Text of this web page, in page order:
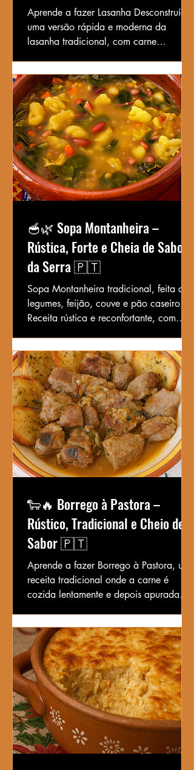
Aprende a fazer Lasanha Desconstruída,
uma versão rápida e moderna da
lasanha tradicional, com carne
🥣🌿 Sopa Montanheira –
Rústica, Forte e Cheia de Sabor
da Serra 🇵🇹
Sopa Montanheira tradicional, feita com
legumes, feijão, couve e pão caseiro.
Receita rústica e reconfortante, com
🐑🔥 Borrego à Pastora –
Rústico, Tradicional e Cheio de
Sabor 🇵🇹
Aprende a fazer Borrego à Pastora, uma
receita tradicional onde a carne é
cozida lentamente e depois apurada